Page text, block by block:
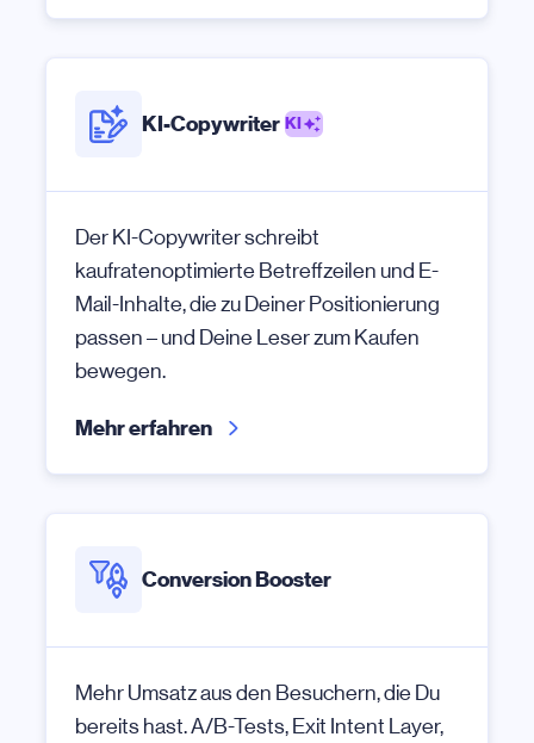
KI-Copywriter KI
Der KI-Copywriter schreibt
kaufratenoptimierte Betreffzeilen und E-
Mail-Inhalte, die zu Deiner Positionierung
passen – und Deine Leser zum Kaufen
bewegen.
Mehr erfahren
Conversion Booster
Mehr Umsatz aus den Besuchern, die Du
bereits hast. A/B-Tests, Exit Intent Layer,